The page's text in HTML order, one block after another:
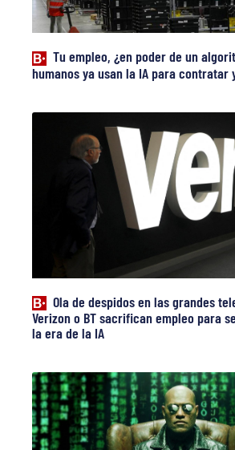
Tu empleo, ¿en poder de un
humanos ya usan la IA para contratar
Ola de despidos en las grandes
Verizon o BT sacrifican empleo para
la era de la IA